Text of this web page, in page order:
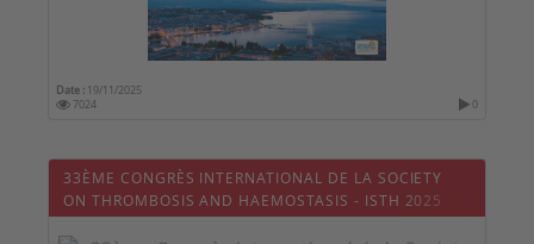
Date : 19/11/2025
7024
0
33ÈME CONGRÈS INTERNATIONAL DE LA SOCIETY
ON THROMBOSIS AND HAEMOSTASIS - ISTH 2025